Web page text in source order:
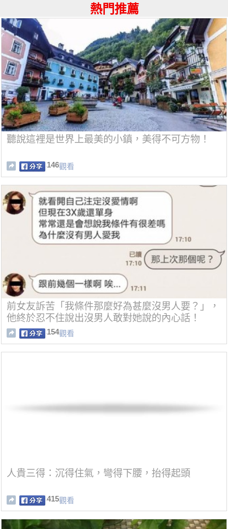
熱門推薦
聽說這裡是世界上最美的小鎮，美得不可方物！
146觀看
前女友訴苦「我條件那麼好為甚麼沒男人要？」，
他終於忍不住說出沒男人敢對她說的內心話！
154觀看
人貴三得：沉得住氣，彎得下腰，抬得起頭
415觀看